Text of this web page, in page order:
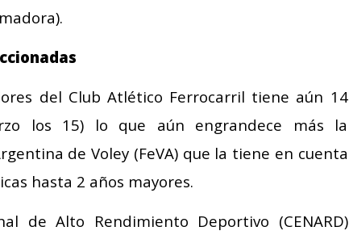
del Club Atlético Ferrocarril tiene aún 14
los 15) lo que aún engrandece más la
de Voley (FeVA) que la tiene en cuenta
hasta 2 años mayores.
de Alto Rendimiento Deportivo (CENARD)